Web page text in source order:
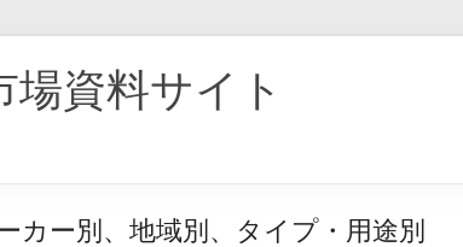
資料サイト
カー別、地域別、タイプ・用途別